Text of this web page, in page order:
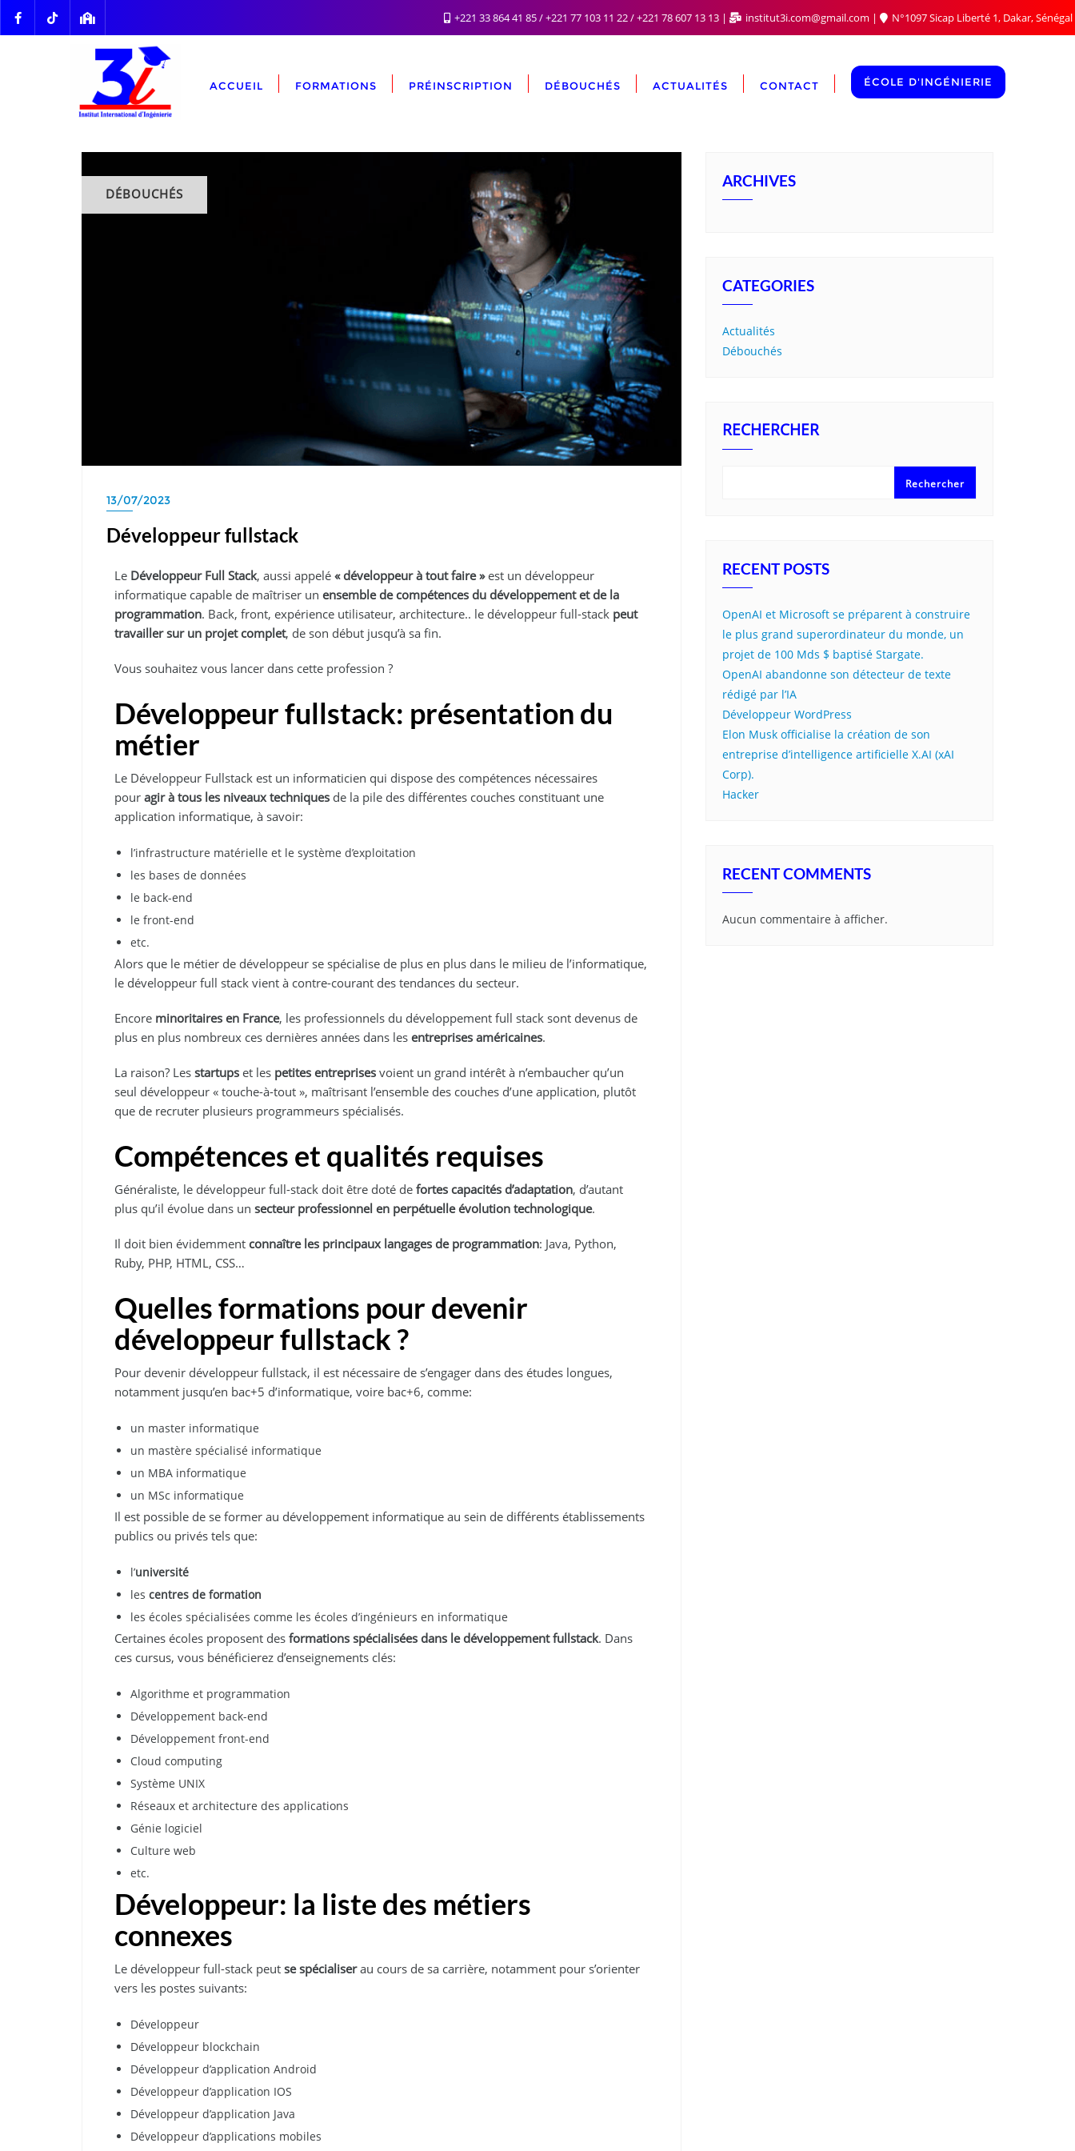
+221 33 864 41 85 / +221 77 103 11 22 / +221 78 607 13 13 institut3i.com@gmail.com N°1097 Sicap Liberté 1, Dakar, Sénégal
ACCUEIL FORMATIONS PRÉINSCRIPTION DÉBOUCHÉS ACTUALITÉS CONTACT ÉCOLE D'INGÉNIERIE
DÉBOUCHÉS
13/07/2023
Développeur fullstack
Le Développeur Full Stack, aussi appelé « développeur à tout faire »est un développeur
informatique capable de maîtriser un ensemble de compétences du développement et de la
programmation. Back, front, expérience utilisateur, architecture.. le développeur full-stack peut
travailler sur un projet complet, de son début jusqu’à sa fin.
Vous souhaitez vous lancer dans cette profession ?
Développeur fullstack: présentation du
métier
Le Développeur Fullstack est un informaticien qui dispose des compétences nécessaires
pour agir à tous les niveaux techniques de la pile des différentes couches constituant une
application informatique, à savoir:
l’infrastructure matérielle et le système d’exploitation
les bases de données
le back-end
le front-end
etc.
Alors que le métier de développeur se spécialise de plus en plus dans le milieu de l’informatique,
le développeur full stack vient à contre-courant des tendances du secteur.
Encore minoritaires en France, les professionnels du développement full stack sont devenus de
plus en plus nombreux ces dernières années dans les entreprises américaines.
La raison? Les startups et les petites entreprises voient un grand intérêt à n’embaucher qu’un
seul développeur « touche-à-tout », maîtrisant l’ensemble des couches d’une application, plutôt
que de recruter plusieurs programmeurs spécialisés.
Compétences et qualités requises
Généraliste, le développeur full-stack doit être doté de fortes capacités d’adaptation, d’autant
plus qu’il évolue dans un secteur professionnel en perpétuelle évolution technologique.
Il doit bien évidemment connaître les principaux langages de programmation: Java, Python,
Ruby, PHP, HTML, CSS…
Quelles formations pour devenir
développeur fullstack ?
Pour devenir développeur fullstack, il est nécessaire de s’engager dans des études longues,
notamment jusqu’en bac+5 d’informatique, voire bac+6, comme:
un master informatique
un mastère spécialisé informatique
un MBA informatique
un MSc informatique
Il est possible de se former au développement informatique au sein de différents établissements
publics ou privés tels que:
l’université
les centres de formation
les écoles spécialisées comme les écoles d’ingénieurs en informatique
Certaines écoles proposent des formations spécialisées dans le développement fullstack. Dans
ces cursus, vous bénéficierez d’enseignements clés:
Algorithme et programmation
Développement back-end
Développement front-end
Cloud computing
Système UNIX
Réseaux et architecture des applications
Génie logiciel
Culture web
etc.
Développeur: la liste des métiers
connexes
Le développeur full-stack peut se spécialiserau cours de sa carrière, notamment pour s’orienter
vers les postes suivants:
Développeur
Développeur blockchain
Développeur d’application Android
Développeur d’application IOS
Développeur d’application Java
Développeur d’applications mobiles
ARCHIVES
CATEGORIES
Actualités
Débouchés
RECHERCHER
Rechercher
RECENT POSTS
OpenAI et Microsoft se préparent à construire
le plus grand superordinateur du monde, un
projet de 100 Mds $ baptisé Stargate.
OpenAI abandonne son détecteur de texte
rédigé par l’IA
Développeur WordPress
Elon Musk officialise la création de son
entreprise d’intelligence artificielle X.AI (xAI
Corp).
Hacker
RECENT COMMENTS
Aucun commentaire à afficher.